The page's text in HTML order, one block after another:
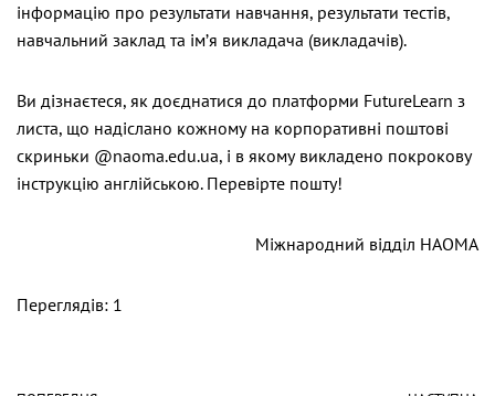
інформацію про результати навчання, результати тестів,
навчальний заклад та ім’я викладача (викладачів).
Ви дізнаєтеся, як доєднатися до платформи FutureLearn з
листа, що надіслано кожному на корпоративні поштові
скриньки @naoma.edu.ua, і в якому викладено покрокову
інструкцію англійською. Перевірте пошту!
Міжнародний відділ НАОМА
Переглядів: 1